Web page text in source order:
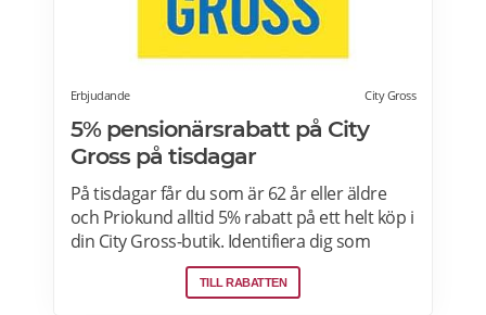
Erbjudande City Gross
5% pensionärsrabatt på City
Gross på tisdagar
På tisdagar får du som är 62 år eller äldre
och Priokund alltid 5% rabatt på ett helt köp i
din City Gross-butik. Identifiera dig som
Priokund och säg bara till i kassan i butiken
så löser vi in rabatten. Gäller ej citygross.se,
TILL RABATTEN